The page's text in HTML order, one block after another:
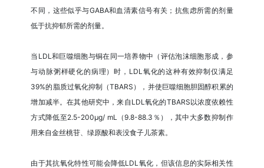
不同，这些似乎与GABA和血清素信号有关；抗焦虑所需的剂量
低于抗抑郁所需的剂量。
当LDL和巨噬细胞与铜在同一培养物中（评估泡沫细胞形成，参
与动脉粥样硬化的病理）时，LDL氧化的这种有效抑制仅满足
39%的脂质过氧化抑制（TBARS），并使巨噬细胞胆固醇积累的
增加减半。在其他研究中，来自LDL氧化的TBARS以浓度依赖性
方式降低至2.5-200μg/ mL（9.8-88.3％），其中大多数抑制作
用来自金丝桃苷、绿原酸和表没食子儿茶素。
由于其抗氧化特性可能会降低LDL氧化，但该信息的实际相关性